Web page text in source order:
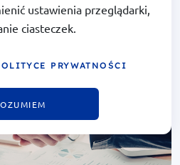
ustawienia przeglądarki,
ciasteczek.
PRYWATNOŚCI